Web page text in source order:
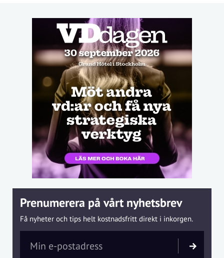
Prenumerera på vårt nyhetsbrev
Få nyheter och tips helt kostnadsfritt direkt i inkorgen.